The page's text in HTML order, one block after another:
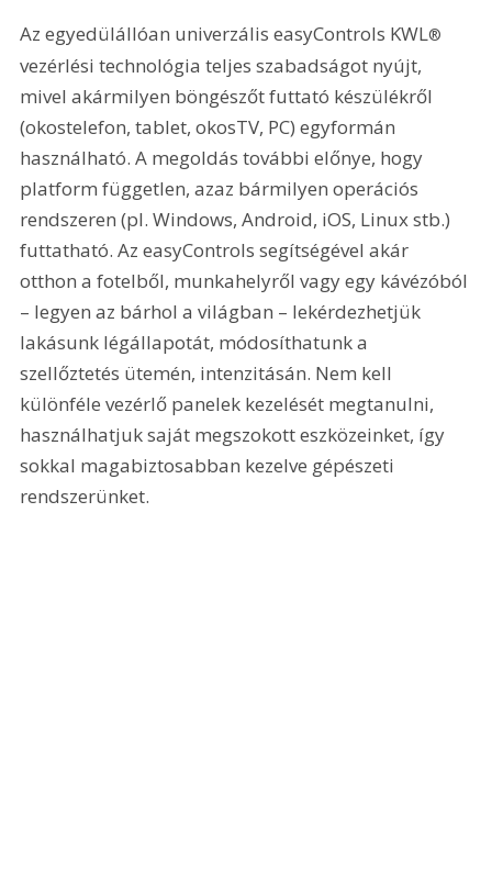
Az egyedülállóan univerzális easyControls KWL®
vezérlési technológia teljes szabadságot nyújt,
mivel akármilyen böngészőt futtató készülékről
(okostelefon, tablet, okosTV, PC) egyformán
használható. A megoldás további előnye, hogy
platform független, azaz bármilyen operációs
rendszeren (pl. Windows, Android, iOS, Linux stb.)
futtatható. Az easyControls segítségével akár
otthon a fotelből, munkahelyről vagy egy kávézóból
– legyen az bárhol a világban – lekérdezhetjük
lakásunk légállapotát, módosíthatunk a
szellőztetés ütemén, intenzitásán. Nem kell
különféle vezérlő panelek kezelését megtanulni,
használhatjuk saját megszokott eszközeinket, így
sokkal magabiztosabban kezelve gépészeti
rendszerünket.